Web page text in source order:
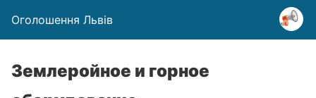
Оголошення Львів
Землеройное и горное